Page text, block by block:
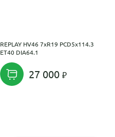
REPLAY HV46 7xR19 PCD5x114.3
ET40 DIA64.1
27 000